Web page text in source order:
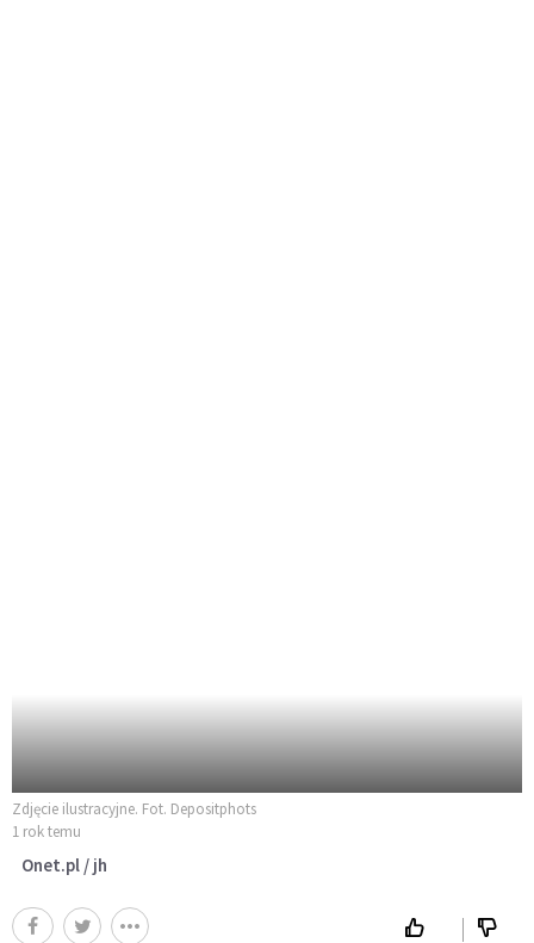
Zdjęcie ilustracyjne. Fot. Depositphots
1 rok temu
Onet.pl / jh